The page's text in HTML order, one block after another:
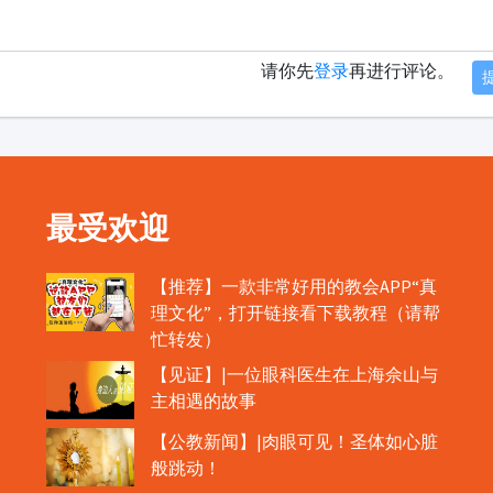
请你先登录再进行评论。
最受欢迎
【推荐】一款非常好用的教会APP“真
理文化”，打开链接看下载教程（请帮
忙转发）
【见证】|一位眼科医生在上海佘山与
主相遇的故事
【公教新闻】|肉眼可见！圣体如心脏
般跳动！